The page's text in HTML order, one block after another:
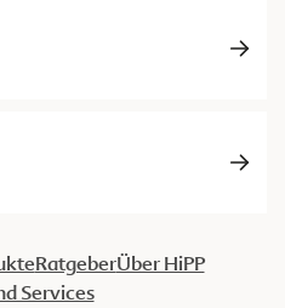
RatgeberÜber HiPP
Services